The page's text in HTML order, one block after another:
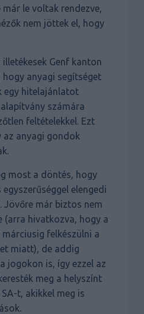
már le voltak rendezve,
nem jöttek el, hogy
Genf kanton
anyagi segítséget
egy hitelajánlatot
számára
feltételekkel. Ezt
az anyagi gondok
most a döntés, hogy
elengedi
Jövőre már biztos nem
(arra hivatkozva, hogy a
felkészülni a
miatt), de addig
jogokon is, így ezzel az
meg a helyszínt
t, akikkel meg is